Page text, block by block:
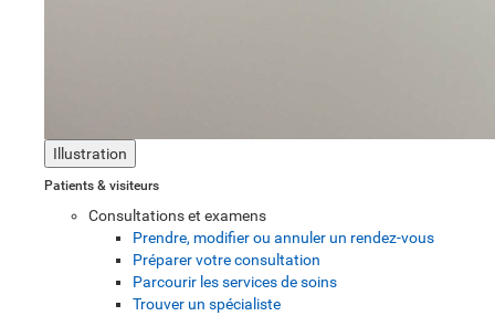
Illustration
Patients & visiteurs
Consultations et examens
Prendre, modifier ou annuler un rendez-vous
Préparer votre consultation
Parcourir les services de soins
Trouver un spécialiste